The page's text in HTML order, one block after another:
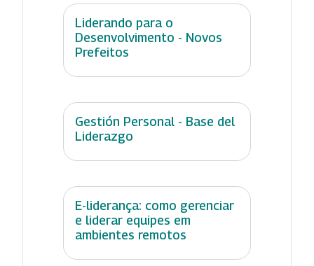
Liderando para o
Desenvolvimento - Novos
Prefeitos
Gestión Personal - Base del
Liderazgo
E-liderança: como gerenciar
e liderar equipes em
ambientes remotos